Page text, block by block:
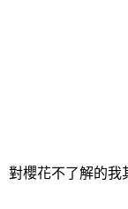
對櫻花不了解的我